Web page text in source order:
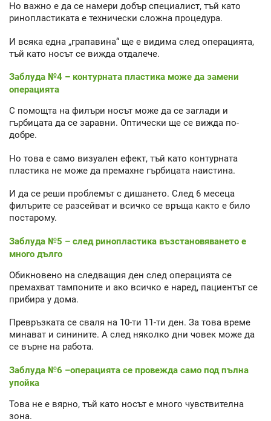
Но важно е да се намери добър специалист, тъй като
ринопластиката е технически сложна процедура.
И всяка една „грапавина“ ще е видима след операцията,
тъй като носът се вижда отдалече.
Заблуда №4 – контурната пластика може да замени
операцията
С помощта на филъри носът може да се заглади и
гърбицата да се заравни. Оптически ще се вижда по-
добре.
Но това е само визуален ефект, тъй като контурната
пластика не може да премахне гърбицата наистина.
И да се реши проблемът с дишането. След 6 месеца
филърите се разсейват и всичко се връща както е било
постарому.
Заблуда №5 – след ринопластика възстановяването е
много дълго
Обикновено на следващия ден след операцията се
премахват тампоните и ако всичко е наред, пациентът се
прибира у дома.
Превръзката се сваля на 10-ти 11-ти ден. За това време
минават и синините. А след няколко дни човек може да
се върне на работа.
Заблуда №6 –операцията се провежда само под пълна
упойка
Това не е вярно, тъй като носът е много чувствителна
зона.